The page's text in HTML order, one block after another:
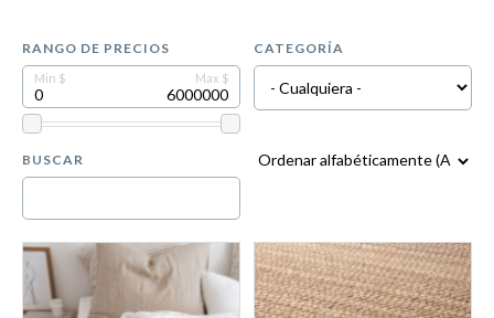
RANGO DE PRECIOS CATEGORÍA
BUSCAR